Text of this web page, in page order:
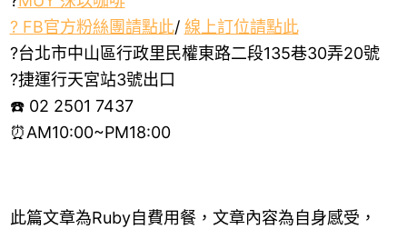
? FB官方粉絲團請點此/ 線上訂位請點此
?台北市中山區行政里民權東路二段135巷30弄20號
?捷運行天宮站3號出口
☎️ 02 2501 7437
⏰AM10:00~PM18:00
此篇文章為Ruby自費用餐，文章內容為自身感受，